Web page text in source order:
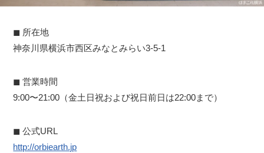
◼︎ 所在地
神奈川県横浜市西区みなとみらい3-5-1
◼︎ 営業時間
9:00〜21:00（金土日祝および祝日前日は22:00まで）
◼︎ 公式URL
http://orbiearth.jp